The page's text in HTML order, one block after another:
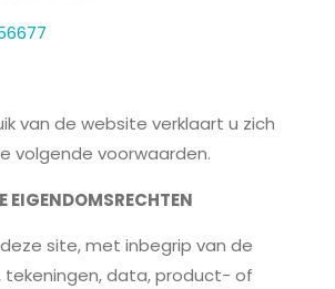
van de website verklaart u zich
volgende voorwaarden.
EIGENDOMSRECHTEN
site, met inbegrip van de
tekeningen, data, product- of